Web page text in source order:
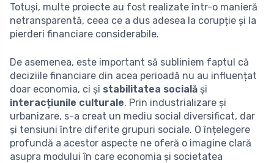
Totuși, multe proiecte au fost realizate într-o manieră
netransparentă, ceea ce a dus adesea la corupție și la
pierderi financiare considerabile.
De asemenea, este important să subliniem faptul că
deciziile financiare din acea perioadă nu au influențat
doar economia, ci și stabilitatea socială și
interacțiunile culturale. Prin industrializare și
urbanizare, s-a creat un mediu social diversificat, dar
și tensiuni între diferite grupuri sociale. O înțelegere
profundă a acestor aspecte ne oferă o imagine clară
asupra modului în care economia și societatea